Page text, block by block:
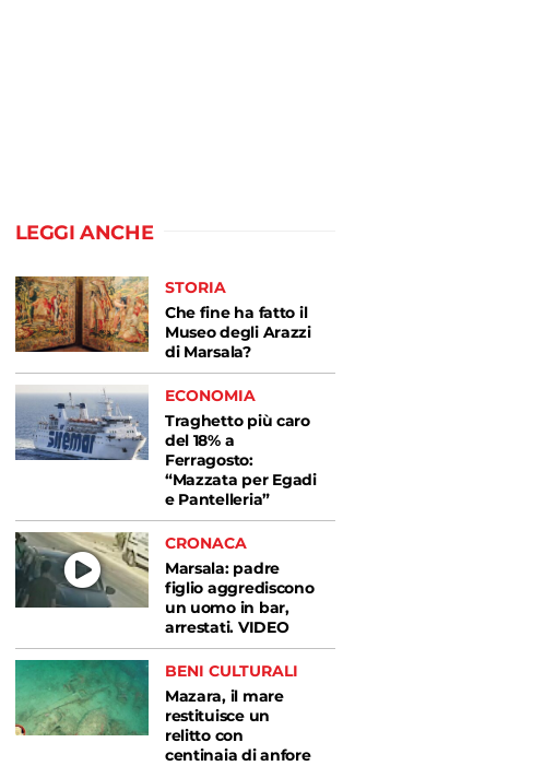
LEGGI ANCHE
STORIA
Che fine ha fatto il
Museo degli Arazzi
di Marsala?
ECONOMIA
Traghetto più caro
del 18% a
Ferragosto:
“Mazzata per Egadi
e Pantelleria”
CRONACA
Marsala: padre
figlio aggrediscono
un uomo in bar,
arrestati. VIDEO
BENI CULTURALI
Mazara, il mare
restituisce un
relitto con
centinaia di anfore